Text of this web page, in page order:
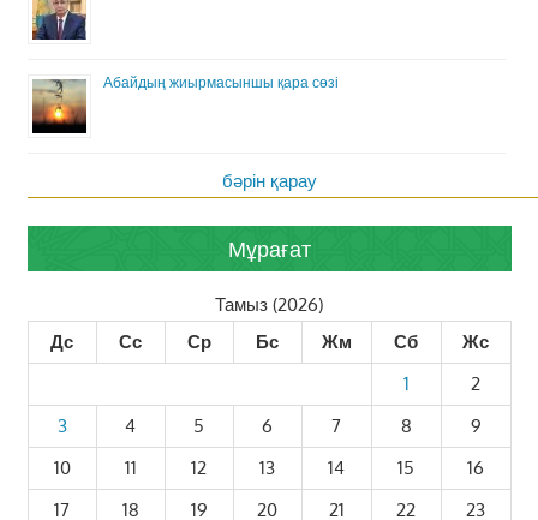
Абайдың жиырмасыншы қара сөзі
бәрін қарау
Мұрағат
Тамыз (2026)
Дс
Сс Ср Бс Жм Сб
Жс
1
2
3
4 5 6 7 8
9
10
11 12 13 14 15
16
17
18 19 20 21 22
23